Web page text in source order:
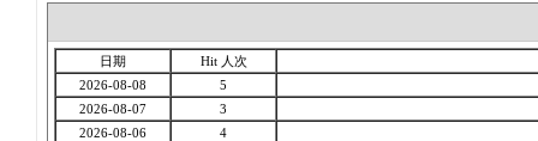
日期
Hit 人次
2026-08-08
5
2026-08-07
3
2026-08-06
4